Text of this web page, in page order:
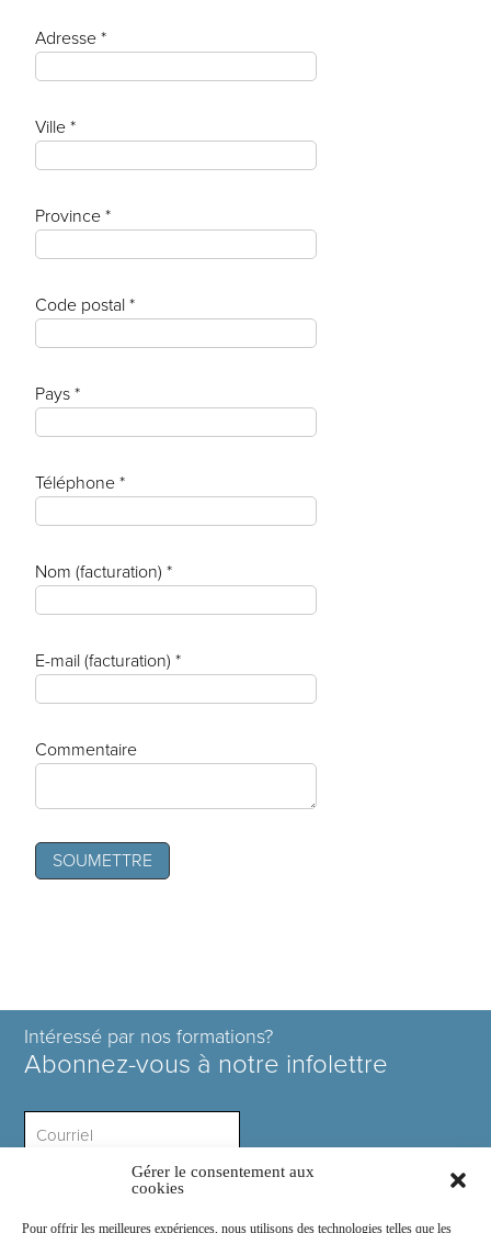
Gérer le consentement aux
cookies
Pour offrir les meilleures expériences, nous utilisons des technologies telles que les
Adresse *
Ville *
Province *
Code postal *
Pays *
Téléphone *
Nom (facturation) *
E-mail (facturation) *
Commentaire
Intéressé par nos formations?
Abonnez-vous à notre infolettre